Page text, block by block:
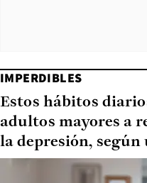
IMPERDIBLES
Estos hábitos
adultos mayores a
la depresión, según